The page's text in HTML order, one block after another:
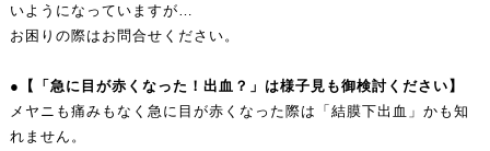
いようになっていますが…
お困りの際はお問合せください。
●【「急に目が赤くなった！出血？」は様子見も御検討ください】
メヤニも痛みもなく急に目が赤くなった際は「結膜下出血」かも知
れません。